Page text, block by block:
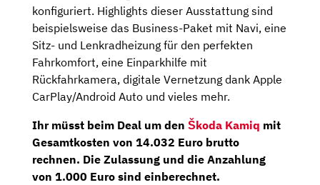
konfiguriert. Highlights dieser Ausstattung sind
beispielsweise das Business-Paket mit Navi, eine
Sitz- und Lenkradheizung für den perfekten
Fahrkomfort, eine Einparkhilfe mit
Rückfahrkamera, digitale Vernetzung dank Apple
CarPlay/Android Auto und vieles mehr.
Ihr müsst beim Deal um den Škoda Kamiq mit
Gesamtkosten von 14.032 Euro brutto
rechnen. Die Zulassung und die Anzahlung
von 1.000 Euro sind einberechnet.